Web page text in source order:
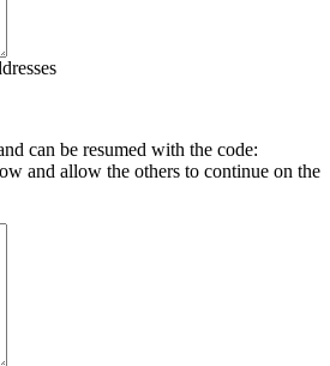
can be resumed with the code:
and allow the others to continue on the